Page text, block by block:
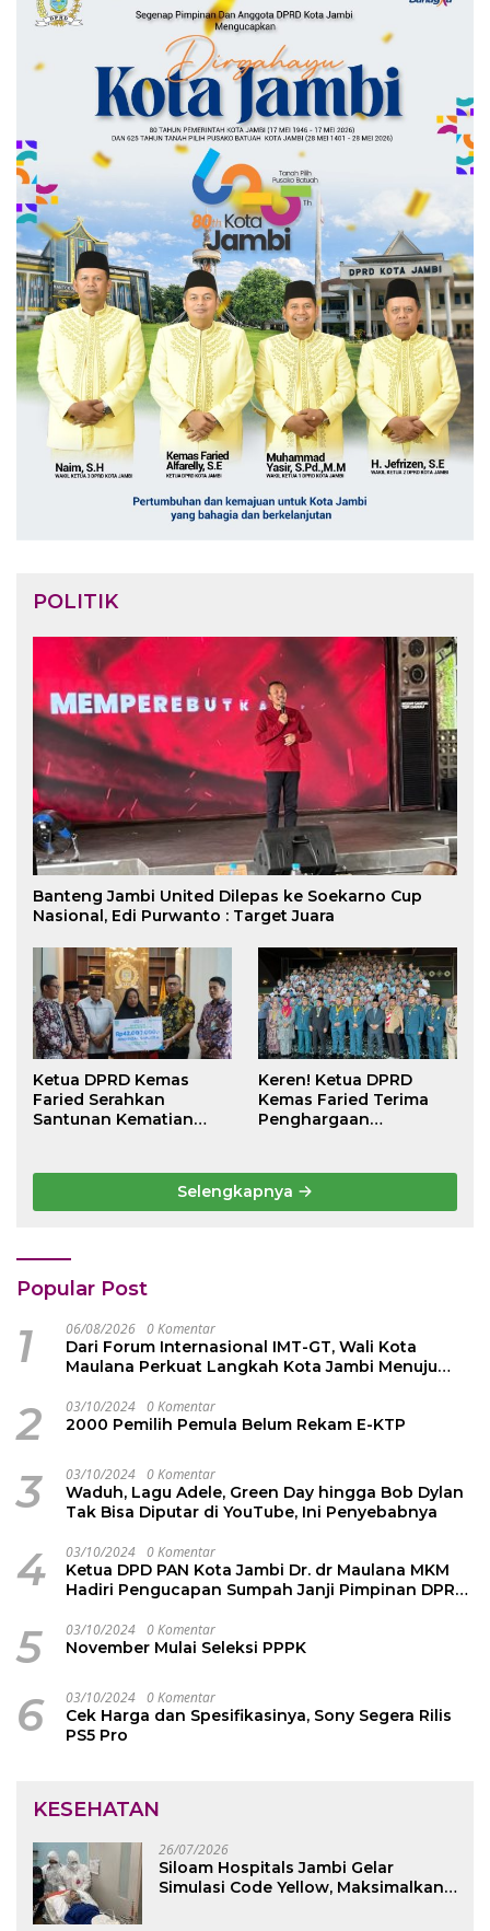
POLITIK
Banteng Jambi United Dilepas ke Soekarno Cup
Nasional, Edi Purwanto : Target Juara
Ketua DPRD Kemas
Faried Serahkan
Santunan Kematian
Juta kepada Ahli Waris
Keren! Ketua DPRD
Kemas Faried Terima
Penghargaan
dari Persekutuan
Pengakap Malaysia
Selengkapnya
Popular Post
1 06/08/2026 0 Komentar
Dari Forum Internasional IMT-GT, Wali Kota
Maulana Perkuat Langkah Kota Jambi Menuju
2 03/10/2024 0 Komentar
2000 Pemilih Pemula Belum Rekam E-KTP
3 03/10/2024 0 Komentar
Waduh, Lagu Adele, Green Day hingga Bob Dylan
Tak Bisa Diputar di YouTube, Ini Penyebabnya
4 03/10/2024 0 Komentar
Ketua DPD PAN Kota Jambi Dr. dr Maulana MKM
Hadiri Pengucapan Sumpah Janji Pimpinan DPRD
5 03/10/2024 0 Komentar
November Mulai Seleksi PPPK
6 03/10/2024 0 Komentar
Cek Harga dan Spesifikasinya, Sony Segera Rilis
PS5 Pro
KESEHATAN
26/07/2026
Siloam Hospitals Jambi Gelar
Simulasi Code Yellow, Maksimalkan